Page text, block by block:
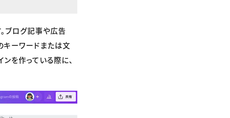
ブログ記事や広告
キーワードまたは文
を作っている際に、